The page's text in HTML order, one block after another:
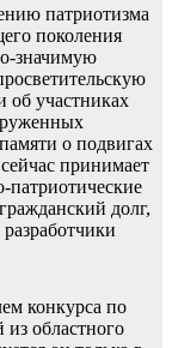
патриотизма
поколения
значимую
об участниках
о подвигах
принимает
патриотические
долг,
конкурса по
областного